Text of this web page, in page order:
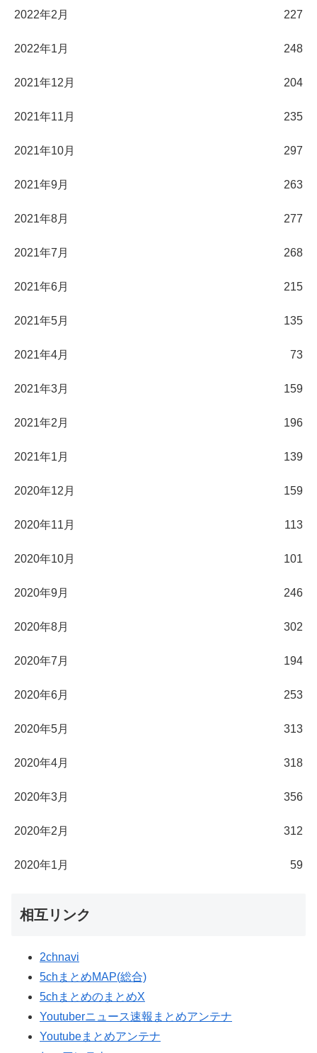
2022年2月 227
2022年1月 248
2021年12月 204
2021年11月 235
2021年10月 297
2021年9月 263
2021年8月 277
2021年7月 268
2021年6月 215
2021年5月 135
2021年4月 73
2021年3月 159
2021年2月 196
2021年1月 139
2020年12月 159
2020年11月 113
2020年10月 101
2020年9月 246
2020年8月 302
2020年7月 194
2020年6月 253
2020年5月 313
2020年4月 318
2020年3月 356
2020年2月 312
2020年1月 59
相互リンク
2chnavi
5chまとめMAP(総合)
5chまとめのまとめX
Youtuberニュース速報まとめアンテナ
Youtubeまとめアンテナ